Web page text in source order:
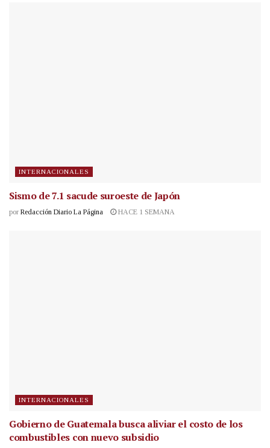
INTERNACIONALES
Sismo de 7.1 sacude suroeste de Japón
por Redacción Diario La Página HACE 1 SEMANA
INTERNACIONALES
Gobierno de Guatemala busca aliviar el costo de los
combustibles con nuevo subsidio